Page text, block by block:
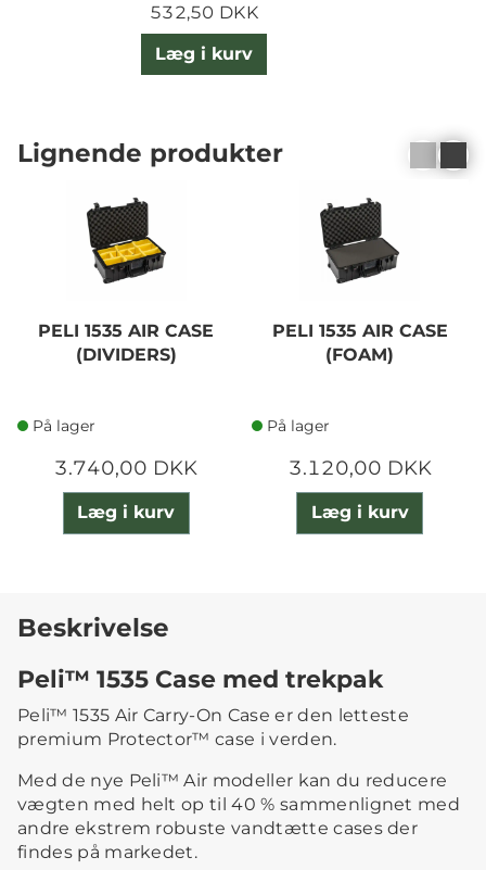
532,50 DKK
Læg i kurv
Lignende produkter
PELI 1535 AIR CASE
(DIVIDERS)
På lager
3.740,00 DKK
Læg i kurv
PELI 1535 AIR CASE
(FOAM)
På lager
3.120,00 DKK
Læg i kurv
Beskrivelse
Peli™ 1535 Case med trekpak
Peli™ 1535 Air Carry-On Case er den letteste
premium Protector™ case i verden.
Med de nye Peli™ Air modeller kan du reducere
vægten med helt op til 40 % sammenlignet med
andre ekstrem robuste vandtætte cases der
findes på markedet.